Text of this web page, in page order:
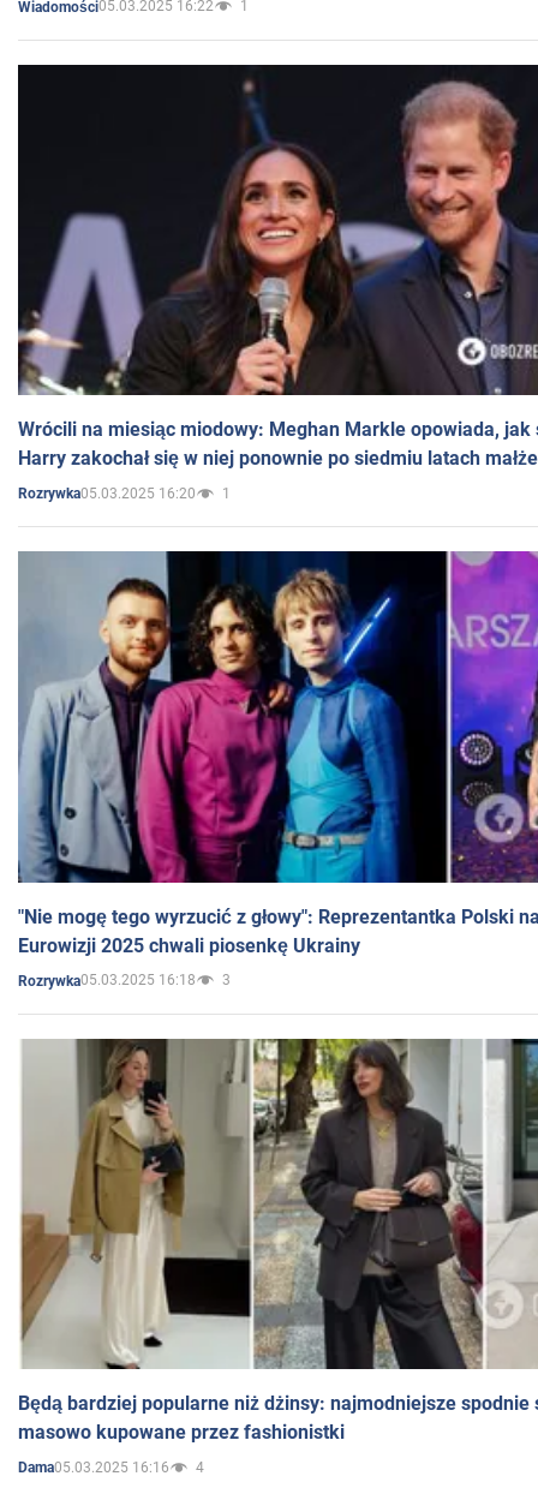
Wiadomości05.03.2025 16:22 1
Wrócili na miesiąc miodowy: Meghan Markle opowiada, jak
Harry zakochał się w niej ponownie po siedmiu latach
Rozrywka05.03.2025 16:20 1
"Nie mogę tego wyrzucić z głowy": Reprezentantka Polski
Eurowizji 2025 chwali piosenkę Ukrainy
Rozrywka05.03.2025 16:18 3
Będą bardziej popularne niż dżinsy: najmodniejsze spodnie
masowo kupowane przez fashionistki
Dama05.03.2025 16:16 4